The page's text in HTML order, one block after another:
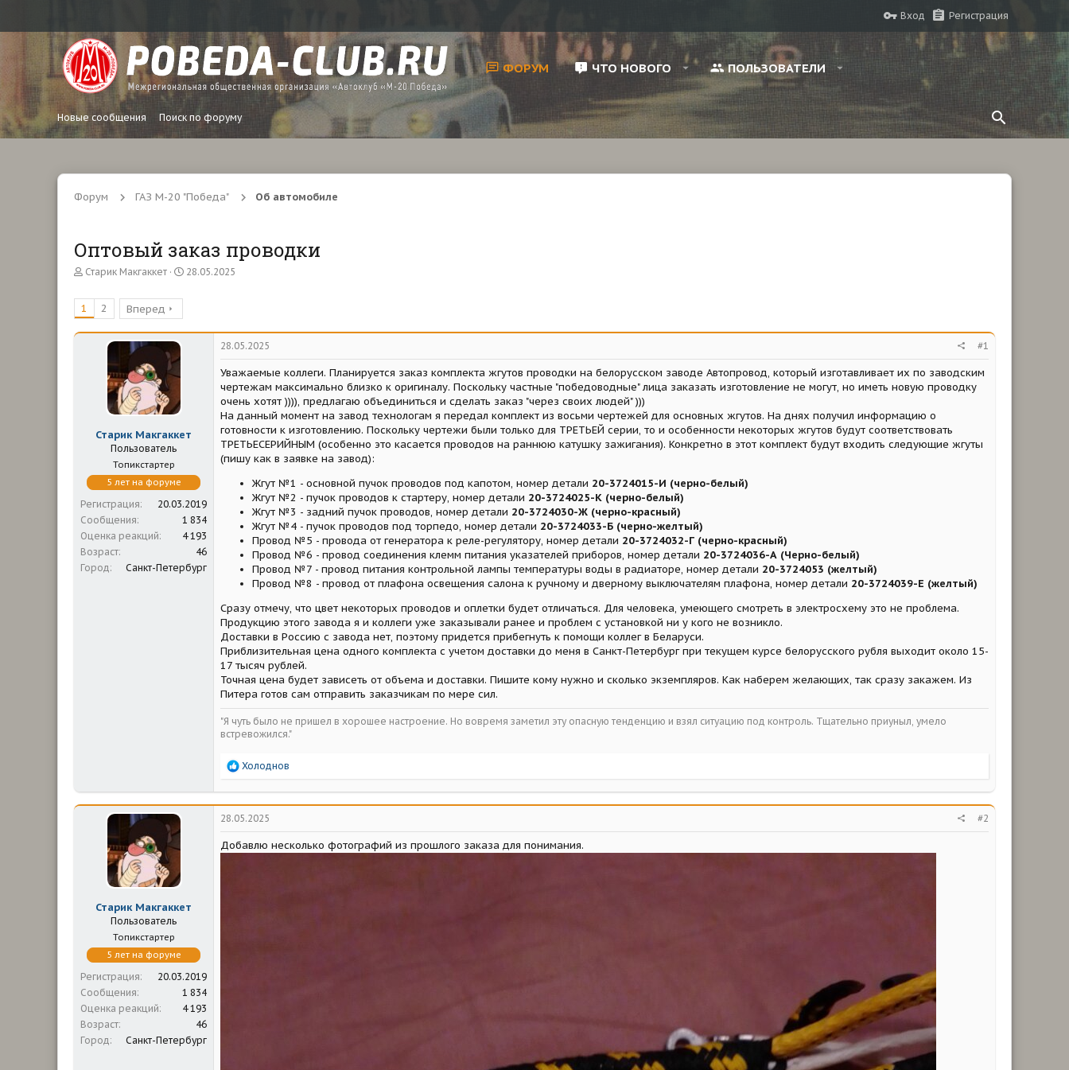
Вход Регистрация
ФОРУМ ЧТО НОВОГО ПОЛЬЗОВАТЕЛИ
Новые сообщения Поиск по форуму
Форум ГАЗ М-20 "Победа" Об автомобиле
Оптовый заказ проводки
А
т
о
р
т
Старик Макгаккет
Д
а
28.05.2025
1 2 Вперед
Старик Макгаккет
Пользователь
Топикстартер
5 лет на форуме
Регистрация
20.03.2019
Сообщения
1 834
Оценка реакций
4 193
Возраст
46
Город
Санкт-Петербург
28.05.2025 #1
Уважаемые коллеги. Планируется заказ комплекта жгутов проводки на белорусском заводе Автопровод, который изготавливает их по заводским
чертежам максимально близко к оригиналу. Поскольку частные "победоводные" лица заказать изготовление не могут, но иметь новую проводку
очень хотят )))), предлагаю объединиться и сделать заказ "через своих людей" )))
На данный момент на завод технологам я передал комплект из восьми чертежей для основных жгутов. На днях получил информацию о
готовности к изготовлению. Поскольку чертежи были только для ТРЕТЬЕЙ серии, то и особенности некоторых жгутов будут соответствовать
ТРЕТЬЕСЕРИЙНЫМ (особенно это касается проводов на раннюю катушку зажигания). Конкретно в этот комплект будут входить следующие жгуты
(пишу как в заявке на завод):
Жгут №1 - основной пучок проводов под капотом, номер детали 20-3724015-И (черно-белый)
Жгут №2 - пучок проводов к стартеру, номер детали 20-3724025-К (черно-белый)
Жгут №3 - задний пучок проводов, номер детали 20-3724030-Ж (черно-красный)
Жгут №4 - пучок проводов под торпедо, номер детали 20-3724033-Б (черно-желтый)
Провод №5 - провода от генератора к реле-регулятору, номер детали 20-3724032-Г (черно-красный)
Провод №6 - провод соединения клемм питания указателей приборов, номер детали 20-3724036-А (Черно-белый)
Провод №7 - провод питания контрольной лампы температуры воды в радиаторе, номер детали 20-3724053 (желтый)
Провод №8 - провод от плафона освещения салона к ручному и дверному выключателям плафона, номер детали 20-3724039-Е (желтый)
Сразу отмечу, что цвет некоторых проводов и оплетки будет отличаться. Для человека, умеющего смотреть в электросхему это не проблема.
Продукцию этого завода я и коллеги уже заказывали ранее и проблем с установкой ни у кого не возникло.
Доставки в Россию с завода нет, поэтому придется прибегнуть к помощи коллег в Беларуси.
Приблизительная цена одного комплекта с учетом доставки до меня в Санкт-Петербург при текущем курсе белорусского рубля выходит около 15-
17 тысяч рублей.
Точная цена будет зависеть от объема и доставки. Пишите кому нужно и сколько экземпляров. Как наберем желающих, так сразу закажем. Из
Питера готов сам отправить заказчикам по мере сил.
"Я чуть было не пришел в хорошее настроение. Но вовремя заметил эту опасную тенденцию и взял ситуацию под контроль. Тщательно приуныл, умело
встревожился."
Р
а
к
ц
и
и
:
Холоднов
Старик Макгаккет
Пользователь
Топикстартер
5 лет на форуме
Регистрация
20.03.2019
Сообщения
1 834
Оценка реакций
4 193
Возраст
46
Город
Санкт-Петербург
28.05.2025 #2
Добавлю несколько фотографий из прошлого заказа для понимания.